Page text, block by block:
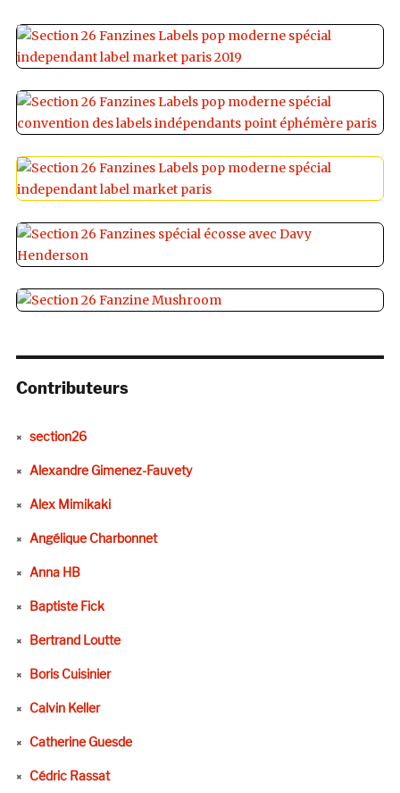
Contributeurs
section26
Alexandre Gimenez-Fauvety
Alex Mimikaki
Angélique Charbonnet
Anna HB
Baptiste Fick
Bertrand Loutte
Boris Cuisinier
Calvin Keller
Catherine Guesde
Cédric Rassat